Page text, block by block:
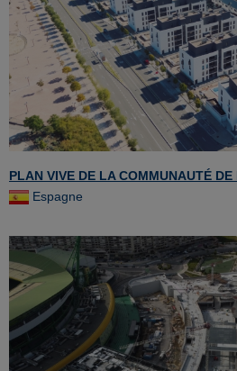
PLAN VIVE DE LA COMMUNAUTÉ DE
Espagne